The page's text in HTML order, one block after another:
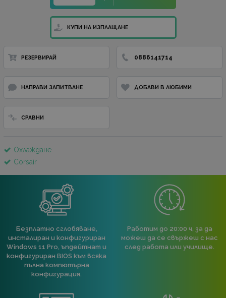
КУПИ НА ИЗПЛАЩАНЕ
РЕЗЕРВИРАЙ 0886141714
НАПРАВИ ЗАПИТВАНЕ ДОБАВИ В ЛЮБИМИ
СРАВНИ
Охлаждане
Corsair
Безплатно сглобяване,
инсталиран и конфигуриран
Windows 11 Pro, ъпдейтнат и
конфигуриран BIOS към всяка
пълна компютърна
конфигурация.
Работим до 20:00 ч, за да
можеш да се свържеш с нас
след работа или училище.